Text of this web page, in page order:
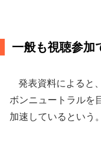
一般も視聴参加
発表資料によると
ボンニュートラルを
加速しているという。